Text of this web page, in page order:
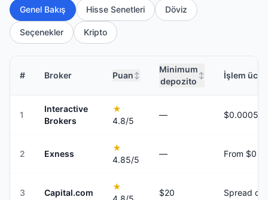
Genel Bakış Hisse Senetleri Döviz
Seçenekler Kripto
# Broker Puan ↕
Minimum
depozito
↕ İşlem
1
Interactive
Brokers
★
4.8/5
—
2 Exness
★
4.85/5
— From $0
3 Capital.com
★
$20 Spread